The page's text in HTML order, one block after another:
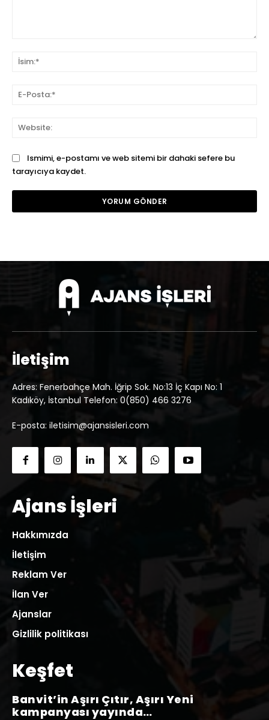
Ismimi, e-postamı ve web sitemi bir dahaki sefere bu
tarayıcıya kaydet.
İletişim
Adres: Fenerbahçe Mah. İğrip Sok. No:13 İç Kapı No: 1
Kadıköy, İstanbul Telefon: 0(850) 466 3276
E-posta: iletisim@ajansisleri.com
Ajans İşleri
Hakkımızda
İletişim
Reklam Ver
İlan Ver
Ajanslar
Gizlilik politikası
Keşfet
Banvit’in Aşırı Çıtır, Aşırı Yeni
kampanyası yayında…